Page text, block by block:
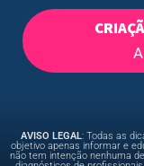
AVISO LEGAL: Todas as
objetivo apenas informar e
não tem intenção nenhuma